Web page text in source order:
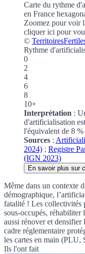
Carte du rythme
en France
Zoomez pour voir
cliquer ici pour
©
Rythme
0
2
4
6
8
10+
Interprétation :
d'artificialisation
l'équivalent de 8 %
Sources :
2024) ; Registre
(IGN 2023)
En savoir plus sur
Même dans un contexte
démographique,
fatalité ! Les collectivités
sous-occupés, réhabiliter
aussi rénover et densifier
cadre réglementaire
les cartes en main (PLU,
Ils l'ont fait